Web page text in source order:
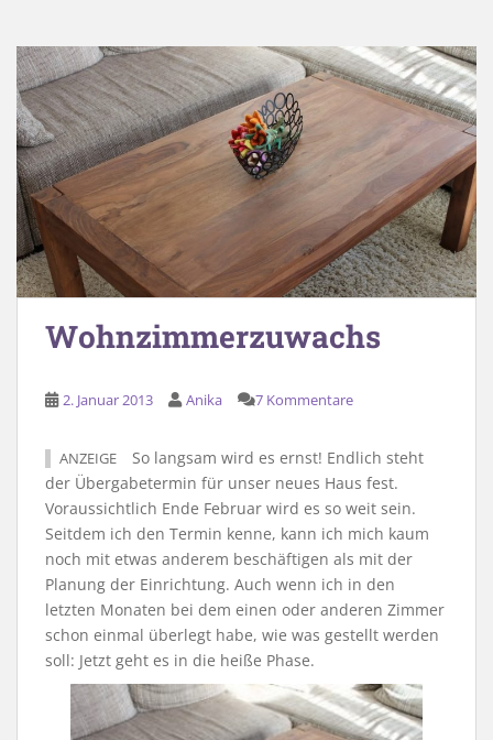
Wohnzimmerzuwachs
2. Januar 2013 Anika 7 Kommentare
ANZEIGE
So langsam wird es ernst! Endlich steht
der Übergabetermin für unser neues Haus fest.
Voraussichtlich Ende Februar wird es so weit sein.
Seitdem ich den Termin kenne, kann ich mich kaum
noch mit etwas anderem beschäftigen als mit der
Planung der Einrichtung. Auch wenn ich in den
letzten Monaten bei dem einen oder anderen Zimmer
schon einmal überlegt habe, wie was gestellt werden
soll: Jetzt geht es in die heiße Phase.